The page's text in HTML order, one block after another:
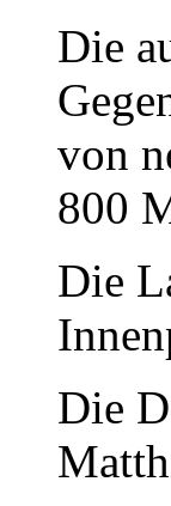
Die
von
800
Die
Die